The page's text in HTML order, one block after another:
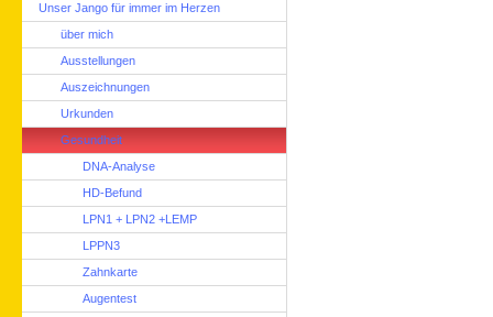
Unser Jango für immer im Herzen
über mich
Ausstellungen
Auszeichnungen
Urkunden
Gesundheit
DNA-Analyse
HD-Befund
LPN1 + LPN2 +LEMP
LPPN3
Zahnkarte
Augentest